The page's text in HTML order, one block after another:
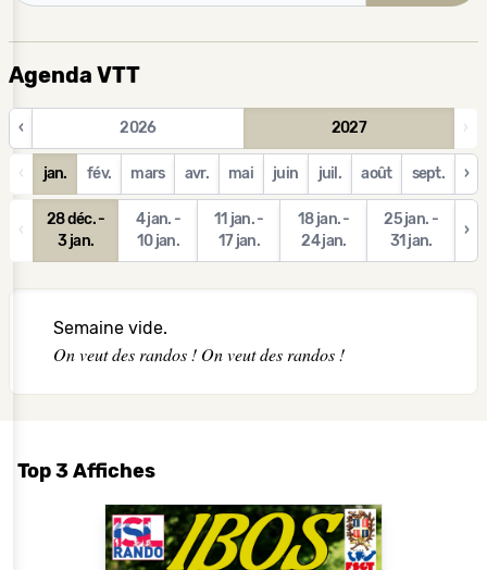
Agenda VTT
‹ 2026 2027 ›
‹ jan. fév. mars avr. mai juin juil. août sept. ›
‹
28 déc. -
3 jan.
4 jan. -
10 jan.
11 jan. -
17 jan.
18 jan. -
24 jan.
25 jan. -
31 jan.
›
Semaine vide.
On veut des randos ! On veut des randos !
Top 3 Affiches